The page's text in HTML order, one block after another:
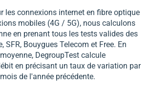
les connexions internet en fibre optique
mobiles (4G / 5G), nous calculons
en prenant tous les tests valides des
SFR, Bouygues Telecom et Free. En
DegroupTest calcule
en précisant un taux de variation par
de l'année précédente.